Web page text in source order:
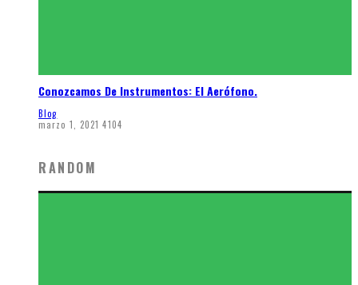
Conozcamos De Instrumentos: El Aerófono.
Blog
marzo 1, 2021 4104
RANDOM